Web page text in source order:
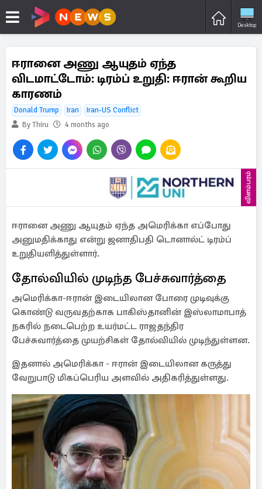
Desktop
ஈரானை அணு ஆயுதம் ஏந்த
விடமாட்டோம்: டிரம்ப் உறுதி: ஈரான் கூறிய
காரணம்
Donald Trump Iran
Iran-US Conflict
By Thiru
4 months ago
விளம்பரம்
ஈரானை அணு ஆயுதம் ஏந்த அமெரிக்கா எப்போது
அனுமதிக்காது என்று ஜனாதிபதி டொனால்ட் டிரம்ப்
உறுதியளித்துள்ளார்.
தோல்வியில் முடிந்த பேச்சுவார்த்தை
அமெரிக்கா-ஈரான் இடையிலான போரை முடிவுக்கு
கொண்டு வருவதற்காக பாகிஸ்தானின் இஸ்லாமாபாத்
நகரில் நடைபெற்ற உயர்மட்ட ராஜதந்திர
பேச்சுவார்த்தை முயற்சிகள் தோல்வியில் முடிந்துள்ளன.
இதனால் அமெரிக்கா - ஈரான் இடையிலான கருத்து
வேறுபாடு மிகப்பெரிய அளவில் அதிகரித்துள்ளது.